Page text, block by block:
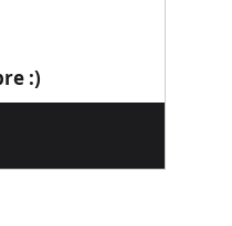
:)